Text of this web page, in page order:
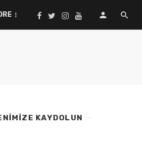
KAYDOLUN